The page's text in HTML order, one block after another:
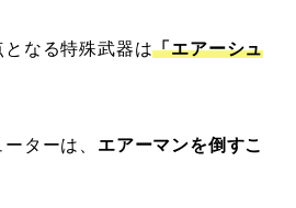
となる特殊武器は「エアーシュ
ターは、 エアーマンを倒すこ